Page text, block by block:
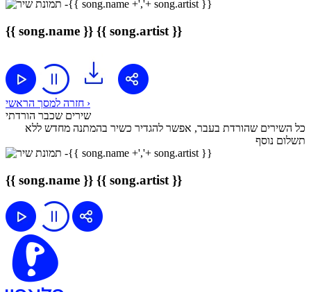
{{ song.name }} {{ song.artist }}
חזרה למסך הראשי ›
שירים שכבר הורדתי
כל השירים שהורדת בעבר, אפשר להגדיר כשיר בהמתנה מחדש ללא
תשלום נוסף
{{ song.name }} {{ song.artist }}